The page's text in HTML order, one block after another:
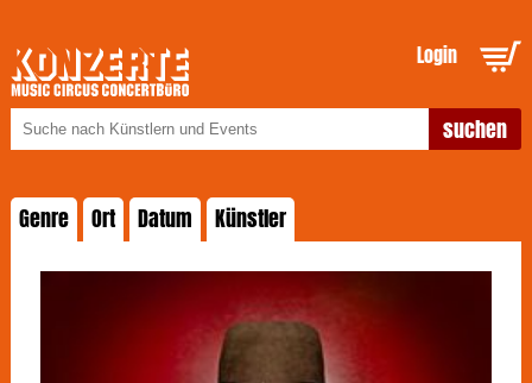
Login
Genre Ort Datum Künstler